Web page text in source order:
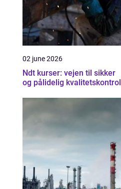
02 june 2026
Ndt kurser: vejen til sikker
og pålidelig kvalitetskontrol